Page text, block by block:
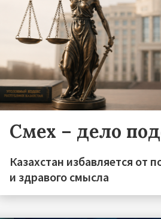
Смех – дело
Казахстан избавляется от
и здравого смысла